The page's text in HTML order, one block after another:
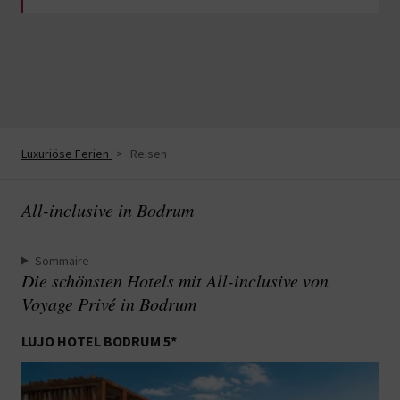
Luxuriöse Ferien > Reisen
All-inclusive in Bodrum
Sommaire
Die schönsten Hotels mit All-inclusive von
Voyage Privé in Bodrum
LUJO HOTEL BODRUM 5*